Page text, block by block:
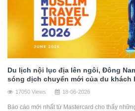
Du lịch nội lục địa lên ngôi, Đông
sóng dịch chuyển mới của du khách
17050 Views 18-06-2026
Báo cáo mới nhất từ Mastercard cho thấy